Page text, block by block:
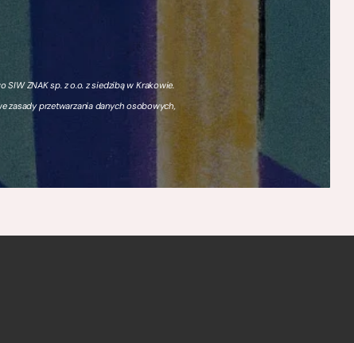
ZNAK sp. z o.o. z siedzibą w Krakowie.
zasady przetwarzania danych osobowych,